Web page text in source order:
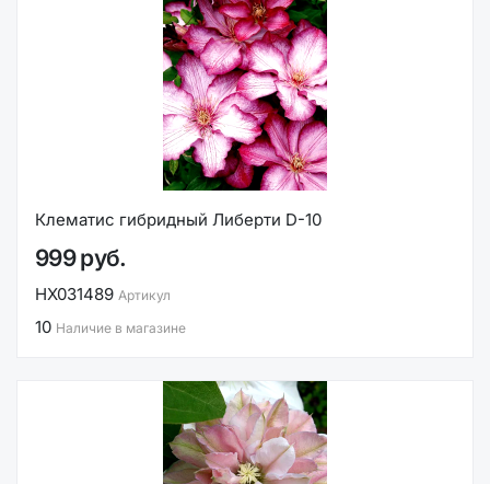
Клематис гибридный Либерти D-10
999 руб.
НХ031489 Артикул
10 Наличие в магазине